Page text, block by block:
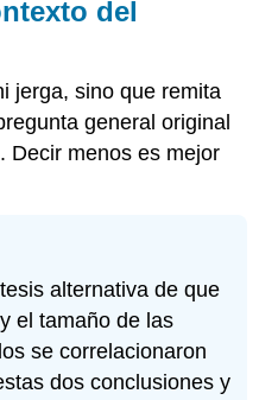
del
jerga, sino que remita
general original
Decir menos es mejor
alternativa de que
el tamaño de las
se correlacionaron
dos conclusiones y